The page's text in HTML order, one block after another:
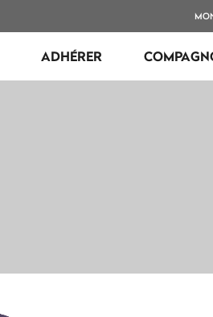
ADHÉRER